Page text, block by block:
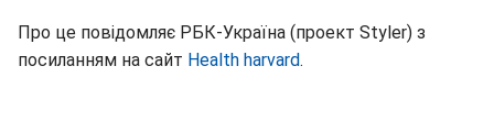
Про це повідомляє РБК-Україна (проект Styler) з
посиланням на сайт Health harvard.